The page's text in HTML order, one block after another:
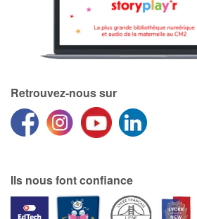
Coups de coeur
Retrouvez-nous sur
Ils nous font confiance